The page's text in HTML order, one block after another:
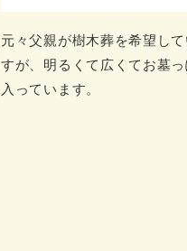
元々父親が樹木葬を希望し
すが、明るくて広くてお墓
入っています。